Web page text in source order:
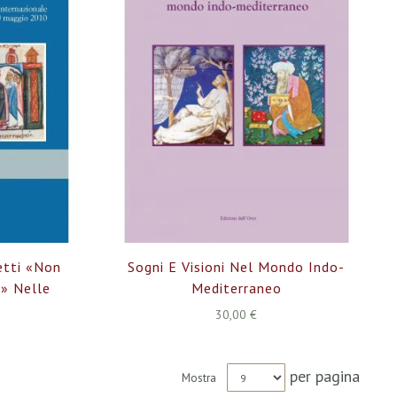
«non
Nelle
Sogni E Visioni Nel Mondo Indo-
Mediterraneo
30,00 €
Mostra per pagina